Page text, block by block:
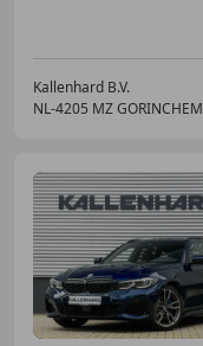
Kallenhard B.V.
NL-4205 MZ GORINCHEM